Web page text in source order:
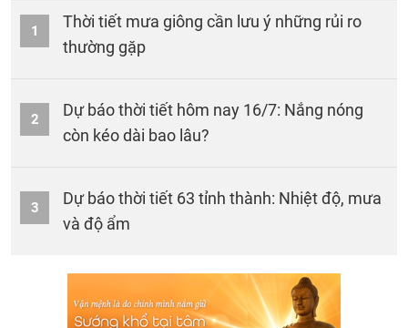
1
Thời tiết mưa giông cần lưu ý những rủi ro
thường gặp
2
Dự báo thời tiết hôm nay 16/7: Nắng nóng
còn kéo dài bao lâu?
3
Dự báo thời tiết 63 tỉnh thành: Nhiệt độ, mưa
và độ ẩm